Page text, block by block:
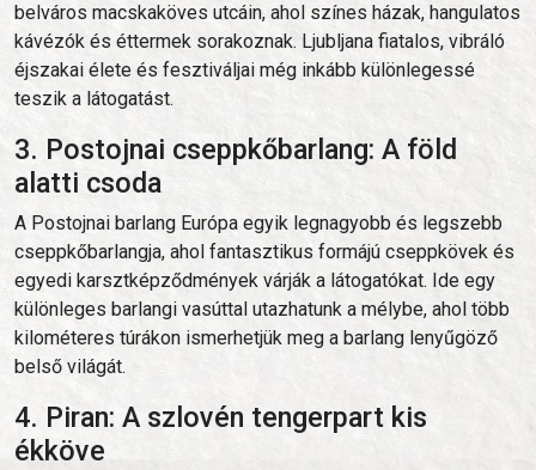
belváros macskaköves utcáin, ahol színes házak, hangulatos
kávézók és éttermek sorakoznak. Ljubljana fiatalos, vibráló
éjszakai élete és fesztiváljai még inkább különlegessé
teszik a látogatást.
3. Postojnai cseppkőbarlang: A föld
alatti csoda
A Postojnai barlang Európa egyik legnagyobb és legszebb
cseppkőbarlangja, ahol fantasztikus formájú cseppkövek és
egyedi karsztképződmények várják a látogatókat. Ide egy
különleges barlangi vasúttal utazhatunk a mélybe, ahol több
kilométeres túrákon ismerhetjük meg a barlang lenyűgöző
belső világát.
4. Piran: A szlovén tengerpart kis
ékköve